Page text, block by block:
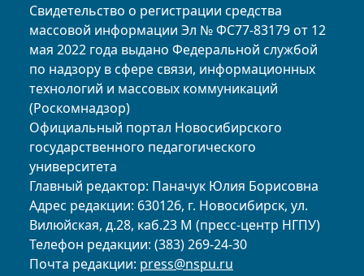
Свидетельство о регистрации средства
массовой информации Эл № ФС77-83179 от 12
мая 2022 года выдано Федеральной службой
по надзору в сфере связи, информационных
технологий и массовых коммуникаций
(Роскомнадзор)
Официальный портал Новосибирского
государственного педагогического
университета
Главный редактор: Паначук Юлия Борисовна
Адрес редакции: 630126, г. Новосибирск, ул.
Вилюйская, д.28, каб.23 М (пресс-центр НГПУ)
Телефон редакции: (383) 269-24-30
Почта редакции: press@nspu.ru